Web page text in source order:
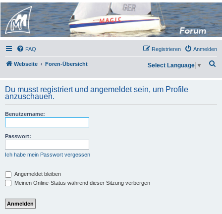
Micro Magic Forum
Deutschland
FAQ Anmelden
Registrieren
Webseite Foren-Übersicht Select Language ▼
Du musst registriert und angemeldet sein, um Profile
anzuschauen.
Benutzername:
Passwort:
Ich habe mein Passwort vergessen
Angemeldet bleiben
Meinen Online-Status während dieser Sitzung verbergen